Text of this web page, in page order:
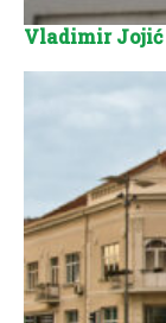
Vladimir